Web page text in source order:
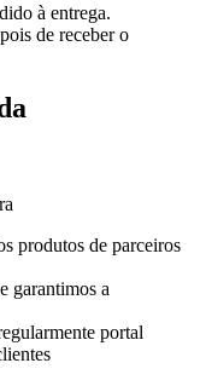
à entrega.
de receber o
produtos de parceiros
garantimos a
portal